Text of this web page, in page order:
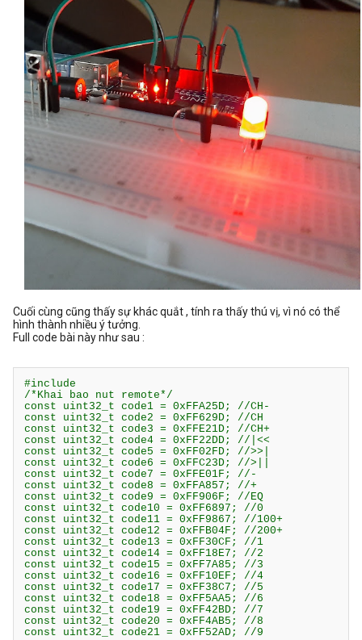
Cuối cùng cũng thấy sự khác quắt , tính ra thấy thú vị, vì nó có thể
hình thành nhiều ý tưởng.
Full code bài này như sau :
#include
/*Khai bao nut remote*/
const uint32_t code1 = 0xFFA25D; //CH-
const uint32_t code2 = 0xFF629D; //CH
const uint32_t code3 = 0xFFE21D; //CH+
const uint32_t code4 = 0xFF22DD; //|<<
const uint32_t code5 = 0xFF02FD; //>>|
const uint32_t code6 = 0xFFC23D; //>||
const uint32_t code7 = 0xFFE01F; //-
const uint32_t code8 = 0xFFA857; //+
const uint32_t code9 = 0xFF906F; //EQ
const uint32_t code10 = 0xFF6897; //0
const uint32_t code11 = 0xFF9867; //100+
const uint32_t code12 = 0xFFB04F; //200+
const uint32_t code13 = 0xFF30CF; //1
const uint32_t code14 = 0xFF18E7; //2
const uint32_t code15 = 0xFF7A85; //3
const uint32_t code16 = 0xFF10EF; //4
const uint32_t code17 = 0xFF38C7; //5
const uint32_t code18 = 0xFF5AA5; //6
const uint32_t code19 = 0xFF42BD; //7
const uint32_t code20 = 0xFF4AB5; //8
const uint32_t code21 = 0xFF52AD; //9